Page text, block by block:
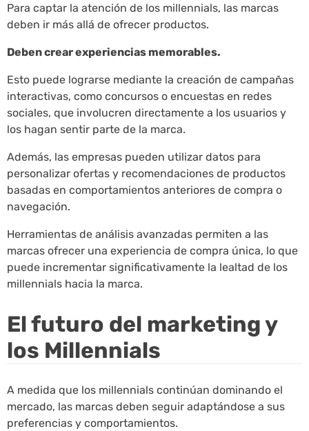
Para captar la atención de los millennials, las marcas
deben ir más allá de ofrecer productos.
Deben crear experiencias memorables.
Esto puede lograrse mediante la creación de campañas
interactivas, como concursos o encuestas en redes
sociales, que involucren directamente a los usuarios y
los hagan sentir parte de la marca.
Además, las empresas pueden utilizar datos para
personalizar ofertas y recomendaciones de productos
basadas en comportamientos anteriores de compra o
navegación.
Herramientas de análisis avanzadas permiten a las
marcas ofrecer una experiencia de compra única, lo que
puede incrementar significativamente la lealtad de los
millennials hacia la marca.
El futuro del marketing y
los Millennials
A medida que los millennials continúan dominando el
mercado, las marcas deben seguir adaptándose a sus
preferencias y comportamientos.